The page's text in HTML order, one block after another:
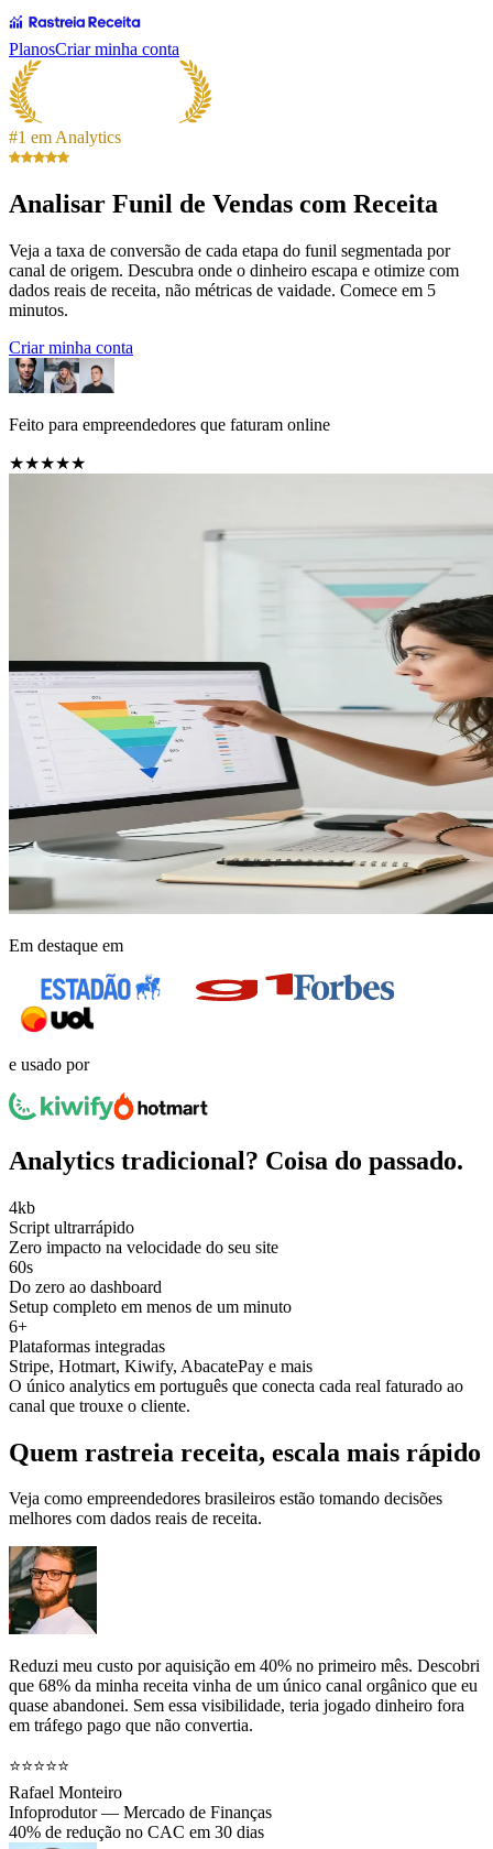
PlanosCriar minha conta
#1 em Analytics
Analisar Funil de Vendas com Receita
Veja a taxa de conversão de cada etapa do funil segmentada por
canal de origem. Descubra onde o dinheiro escapa e otimize com
dados reais de receita, não métricas de vaidade. Comece em 5
minutos.
Criar minha conta
Feito para empreendedores que faturam online
★★★★★
Em destaque em
e usado por
Analytics tradicional? Coisa do passado.
4kb
Script ultrarrápido
Zero impacto na velocidade do seu site
60s
Do zero ao dashboard
Setup completo em menos de um minuto
6+
Plataformas integradas
Stripe, Hotmart, Kiwify, AbacatePay e mais
O único analytics em português que conecta cada real faturado ao
canal que trouxe o cliente.
Quem rastreia receita, escala mais rápido
Veja como empreendedores brasileiros estão tomando decisões
melhores com dados reais de receita.
Reduzi meu custo por aquisição em 40% no primeiro mês. Descobri
que 68% da minha receita vinha de um único canal orgânico que eu
quase abandonei. Sem essa visibilidade, teria jogado dinheiro fora
em tráfego pago que não convertia.
⭐⭐⭐⭐⭐
Rafael Monteiro
Infoprodutor — Mercado de Finanças
40% de redução no CAC em 30 dias